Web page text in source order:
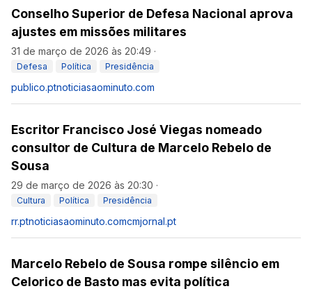
Conselho Superior de Defesa Nacional aprova
ajustes em missões militares
31 de março de 2026 às 20:49 ·
Defesa Política Presidência
publico.ptnoticiasaominuto.com
Escritor Francisco José Viegas nomeado
consultor de Cultura de Marcelo Rebelo de
Sousa
29 de março de 2026 às 20:30 ·
Cultura Política Presidência
rr.ptnoticiasaominuto.comcmjornal.pt
Marcelo Rebelo de Sousa rompe silêncio em
Celorico de Basto mas evita política